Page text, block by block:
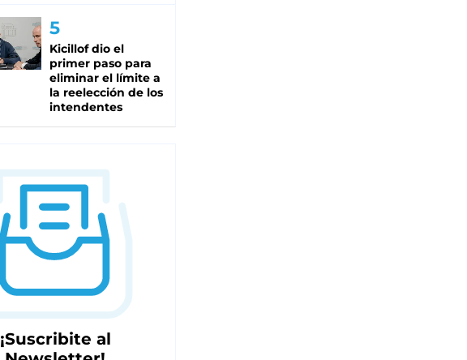
Kicillof dio el
primer paso para
eliminar el límite a
la reelección de los
intendentes
¡Suscribite al